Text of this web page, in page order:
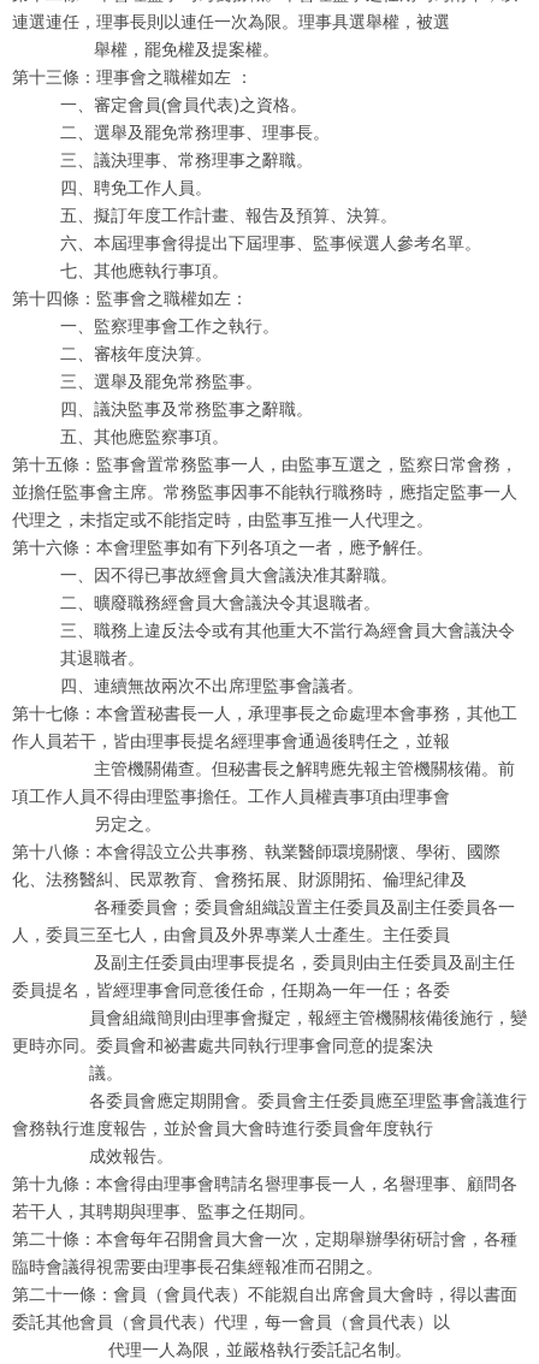
連選連任，理事長則以連任一次為限。理事具選舉權，被選
舉權，罷免權及提案權。
第十三條：理事會之職權如左 ：
一、審定會員(會員代表)之資格。
二、選舉及罷免常務理事、理事長。
三、議決理事、常務理事之辭職。
四、聘免工作人員。
五、擬訂年度工作計畫、報告及預算、決算。
六、本屆理事會得提出下屆理事、監事候選人參考名單。
七、其他應執行事項。
第十四條：監事會之職權如左：
一、監察理事會工作之執行。
二、審核年度決算。
三、選舉及罷免常務監事。
四、議決監事及常務監事之辭職。
五、其他應監察事項。
第十五條：監事會置常務監事一人，由監事互選之，監察日常會務，
並擔任監事會主席。常務監事因事不能執行職務時，應指定監事一人
代理之，未指定或不能指定時，由監事互推一人代理之。
第十六條：本會理監事如有下列各項之一者，應予解任。
一、因不得已事故經會員大會議決准其辭職。
二、曠廢職務經會員大會議決令其退職者。
三、職務上違反法令或有其他重大不當行為經會員大會議決令
其退職者。
四、連續無故兩次不出席理監事會議者。
第十七條：本會置秘書長一人，承理事長之命處理本會事務，其他工
作人員若干，皆由理事長提名經理事會通過後聘任之，並報
主管機關備查。但秘書長之解聘應先報主管機關核備。前
項工作人員不得由理監事擔任。工作人員權責事項由理事會
另定之。
第十八條：本會得設立公共事務、執業醫師環境關懷、學術、國際
化、法務醫糾、民眾教育、會務拓展、財源開拓、倫理紀律及
各種委員會；委員會組織設置主任委員及副主任委員各一
人，委員三至七人，由會員及外界專業人士產生。主任委員
及副主任委員由理事長提名，委員則由主任委員及副主任
委員提名，皆經理事會同意後任命，任期為一年一任；各委
員會組織簡則由理事會擬定，報經主管機關核備後施行，變
更時亦同。委員會和祕書處共同執行理事會同意的提案決
議。
各委員會應定期開會。委員會主任委員應至理監事會議進行
會務執行進度報告，並於會員大會時進行委員會年度執行
成效報告。
第十九條：本會得由理事會聘請名譽理事長一人，名譽理事、顧問各
若干人，其聘期與理事、監事之任期同。
第二十條：本會每年召開會員大會一次，定期舉辦學術研討會，各種
臨時會議得視需要由理事長召集經報准而召開之。
第二十一條：會員（會員代表）不能親自出席會員大會時，得以書面
委託其他會員（會員代表）代理，每一會員（會員代表）以
代理一人為限，並嚴格執行委託記名制。